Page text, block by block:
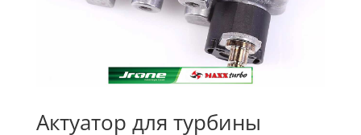
Актуатор для турбины